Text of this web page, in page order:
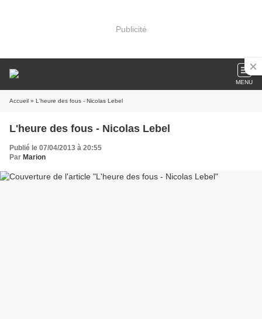
Publicité
MENU
Accueil » L'heure des fous - Nicolas Lebel
L'heure des fous - Nicolas Lebel
Publié le 07/04/2013 à 20:55
Par Marion